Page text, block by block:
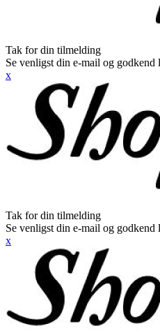
Tak for din tilmelding
Se venligst din e-mail og
x
Tak for din tilmelding
Se venligst din e-mail og
x